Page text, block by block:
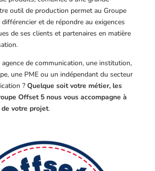
outil de production permet au Groupe
et de répondre au exigences
de ses clients et partenaires en matière
de communication, une institution,
une PME ou un indépendant du secteur
? Quelque soit votre métier, les
Offset 5 nous vous accompagne à
votre projet.